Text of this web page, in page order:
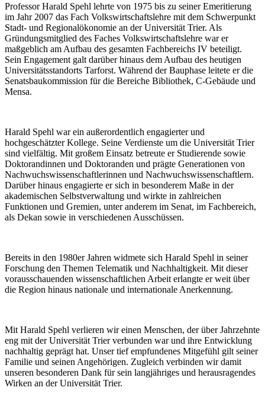
Professor Harald Spehl lehrte von 1975 bis zu seiner Emeritierung
im Jahr 2007 das Fach Volkswirtschaftslehre mit dem Schwerpunkt
Stadt- und Regionalökonomie an der Universität Trier. Als
Gründungsmitglied des Faches Volkswirtschaftslehre war er
maßgeblich am Aufbau des gesamten Fachbereichs IV beteiligt.
Sein Engagement galt darüber hinaus dem Aufbau des heutigen
Universitätsstandorts Tarforst. Während der Bauphase leitete er die
Senatsbaukommission für die Bereiche Bibliothek, C-Gebäude und
Mensa.
Harald Spehl war ein außerordentlich engagierter und
hochgeschätzter Kollege. Seine Verdienste um die Universität Trier
sind vielfältig. Mit großem Einsatz betreute er Studierende sowie
Doktorandinnen und Doktoranden und prägte Generationen von
Nachwuchswissenschaftlerinnen und Nachwuchswissenschaftlern.
Darüber hinaus engagierte er sich in besonderem Maße in der
akademischen Selbstverwaltung und wirkte in zahlreichen
Funktionen und Gremien, unter anderem im Senat, im Fachbereich,
als Dekan sowie in verschiedenen Ausschüssen.
Bereits in den 1980er Jahren widmete sich Harald Spehl in seiner
Forschung den Themen Telematik und Nachhaltigkeit. Mit dieser
vorausschauenden wissenschaftlichen Arbeit erlangte er weit über
die Region hinaus nationale und internationale Anerkennung.
Mit Harald Spehl verlieren wir einen Menschen, der über Jahrzehnte
eng mit der Universität Trier verbunden war und ihre Entwicklung
nachhaltig geprägt hat. Unser tief empfundenes Mitgefühl gilt seiner
Familie und seinen Angehörigen. Zugleich verbinden wir damit
unseren besonderen Dank für sein langjähriges und herausragendes
Wirken an der Universität Trier.